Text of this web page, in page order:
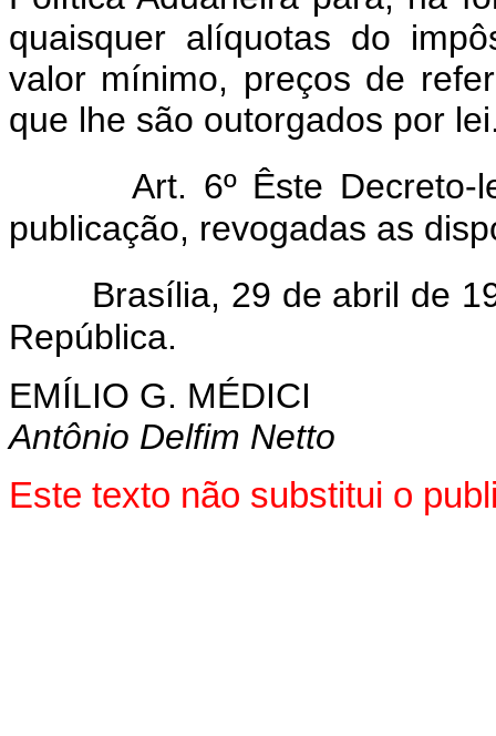
quaisquer alíquotas do
valor mínimo, preços de
que lhe são outorgados por
Art. 6º Êste
publicação, revogadas as
Brasília, 29 de abril de
República.
EMÍLIO G. MÉDICI
Antônio Delfim Netto
Este texto não substitui o